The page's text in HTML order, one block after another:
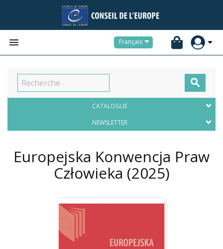
 Français

CATALOGUE
NEWSLETTER
Europejska Konwencja Praw
Człowieka (2025)